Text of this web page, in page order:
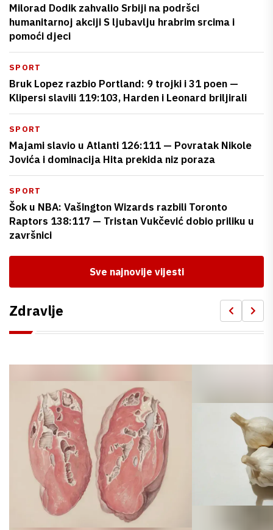
Milorad Dodik zahvalio Srbiji na podršci
humanitarnoj akciji S ljubavlju hrabrim srcima i
pomoći djeci
SPORT
Bruk Lopez razbio Portland: 9 trojki i 31 poen —
Klipersi slavili 119:103, Harden i Leonard briljirali
SPORT
Majami slavio u Atlanti 126:111 — Povratak Nikole
Jovića i dominacija Hita prekida niz poraza
SPORT
Šok u NBA: Vašington Wizards razbili Toronto
Raptors 138:117 — Tristan Vukčević dobio priliku u
završnici
Sve najnovije vijesti
Zdravlje